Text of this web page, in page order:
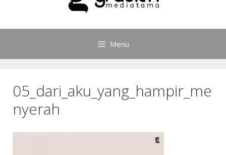
Menu
05_dari_aku_yang_hampir_me
nyerah